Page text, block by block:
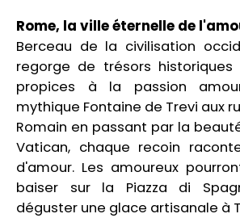
Rome, la ville éternelle de
Berceau de la civilisation
regorge de trésors
propices à la passion
mythique Fontaine de Trevi aux
Romain en passant par la
Vatican, chaque recoin
d'amour. Les amoureux
baiser sur la Piazza di
déguster une glace artisanale à